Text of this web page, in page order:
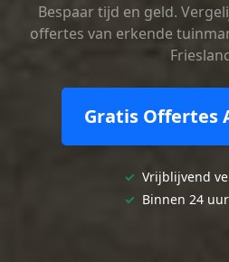
Bespaar tijd en geld.
offertes van erkende
Gratis Offertes
✓ Vrijblijvend
✓ Binnen 24